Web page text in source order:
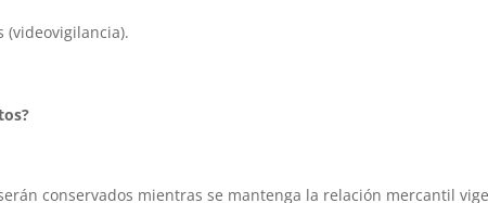
(videovigilancia).
conservados mientras se mantenga la relación mercantil